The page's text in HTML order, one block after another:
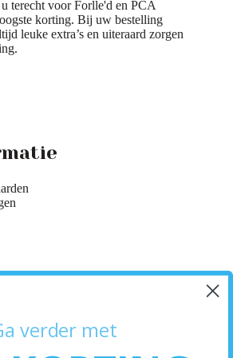
terecht voor Forlle'd en PCA
korting. Bij uw bestelling
leuke extra’s en uiteraard zorgen
verder met